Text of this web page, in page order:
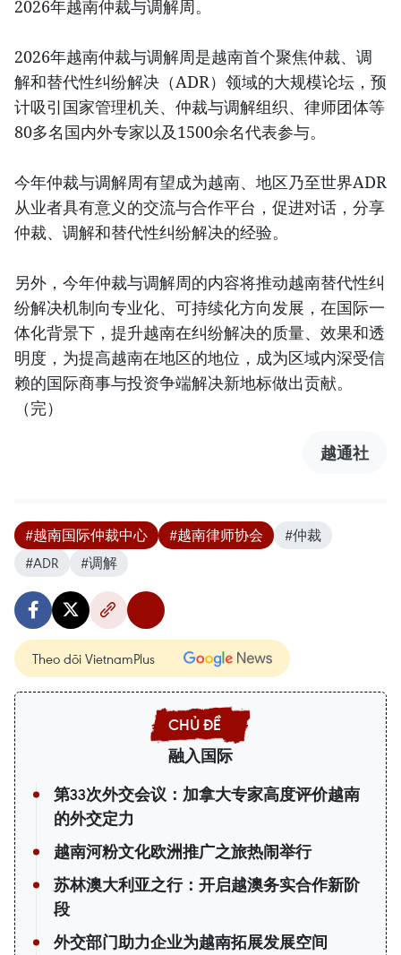
2026年越南仲裁与调解周。
2026年越南仲裁与调解周是越南首个聚焦仲裁、调
解和替代性纠纷解决（ADR）领域的大规模论坛，预
计吸引国家管理机关、仲裁与调解组织、律师团体等
80多名国内外专家以及1500余名代表参与。
今年仲裁与调解周有望成为越南、地区乃至世界ADR
从业者具有意义的交流与合作平台，促进对话，分享
仲裁、调解和替代性纠纷解决的经验。
另外，今年仲裁与调解周的内容将推动越南替代性纠
纷解决机制向专业化、可持续化方向发展，在国际一
体化背景下，提升越南在纠纷解决的质量、效果和透
明度，为提高越南在地区的地位，成为区域内深受信
赖的国际商事与投资争端解决新地标做出贡献。
（完）
越通社
#越南国际仲裁中心 #越南律师协会
#仲裁
#ADR
#调解
Theo dõi VietnamPlus
融入国际
第33次外交会议：加拿大专家高度评价越南
的外交定力
越南河粉文化欧洲推广之旅热闹举行
苏林澳大利亚之行：开启越澳务实合作新阶
段
外交部门助力企业为越南拓展发展空间